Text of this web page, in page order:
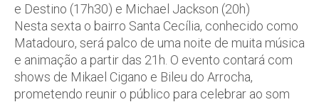
e Destino (17h30) e Michael Jackson (20h)
Nesta sexta o bairro Santa Cecília, conhecido como
Matadouro, será palco de uma noite de muita música
e animação a partir das 21h. O evento contará com
shows de Mikael Cigano e Bileu do Arrocha,
prometendo reunir o público para celebrar ao som